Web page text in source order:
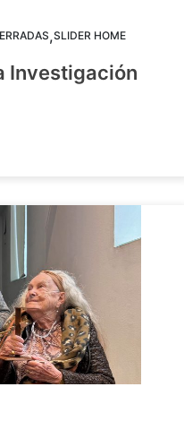
,SLIDER HOME
Investigación